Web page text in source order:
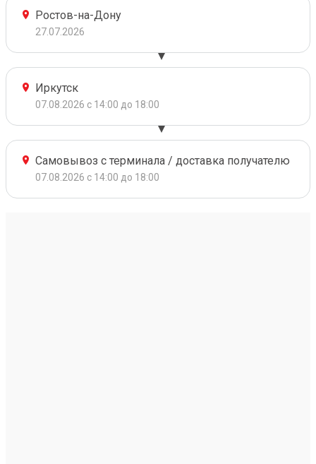
Ростов-на-Дону
27.07.2026
Иркутск
07.08.2026 с 14:00 до 18:00
Самовывоз с терминала / доставка получателю
07.08.2026 с 14:00 до 18:00